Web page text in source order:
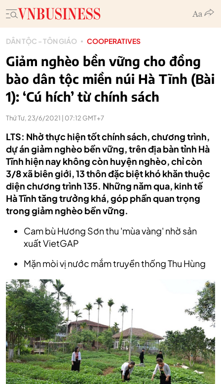
DÂN TỘC - TÔN GIÁO COOPERATIVES
Giảm nghèo bền vững cho đồng
bào dân tộc miền núi Hà Tĩnh (Bài
1): ‘Cú hích’ từ chính sách
Thứ Tư, 23/6/2021 | 07:12 GMT+7
LTS: Nhờ thực hiện tốt chính sách, chương trình,
dự án giảm nghèo bền vững, trên địa bàn tỉnh Hà
Tĩnh hiện nay không còn huyện nghèo, chỉ còn
3/8 xã biên giới, 13 thôn đặc biệt khó khăn thuộc
diện chương trình 135. Những năm qua, kinh tế
Hà Tĩnh tăng trưởng khá, góp phần quan trọng
trong giảm nghèo bền vững.
Cam bù Hương Sơn thu 'mùa vàng' nhờ sản
xuất VietGAP
Mặn mòi vị nước mắm truyền thống Thu Hùng